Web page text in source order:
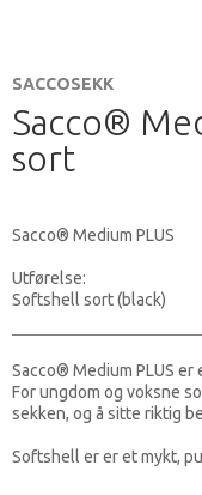
SACCOSEKK
Sacco®
sort
Sacco® Medium PLUS
Utførelse:
Softshell sort (black)
Sacco® Medium PLUS
For ungdom og voksne
sekken, og å sitte riktig
Softshell er er et mykt,